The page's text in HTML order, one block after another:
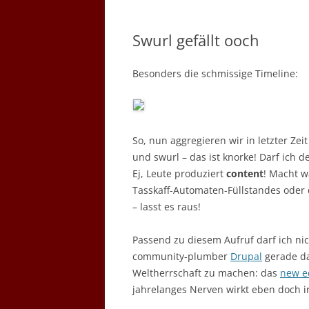
Swurl gefällt ooch
Besonders die schmissige Timeline:
So, nun aggregieren wir in letzter
und swurl – das ist knorke! Darf ich
Ej, Leute produziert content! Macht
Tasskaff-Automaten-Füllstandes oder
– lasst es raus!
Passend zu diesem Aufruf darf ich
community-plumber Drupal gerade
Weltherrschaft zu machen: das new
jahrelanges Nerven wirkt eben doch